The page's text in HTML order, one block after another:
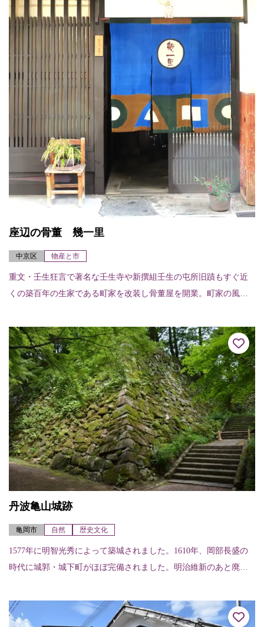
座辺の骨董 幾一里
中京区 物産と市
重文・壬生狂言で著名な壬生寺や新撰組壬生の屯所旧蹟もすぐ近
くの築百年の生家である町家を改装し骨董屋を開業。町家の風情
楽しめる普段使いの骨...
丹波亀山城跡
亀岡市 自然 歴史文化
1577年に明智光秀によって築城されました。1610年、岡部長盛の
時代に城郭・城下町がほぼ完備されました。明治維新のあと廃城
手により石垣...